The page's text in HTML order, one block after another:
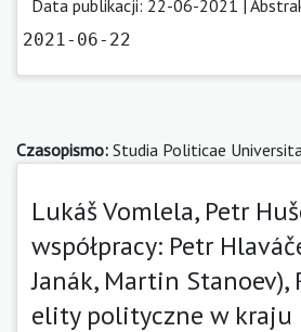
Data publikacji: 22-06-2021 |
2021-06-22
Czasopismo: Studia Politicae
Lukáš Vomlela, Petr
współpracy: Petr
Janák, Martin Stanoev),
elity polityczne w kraju